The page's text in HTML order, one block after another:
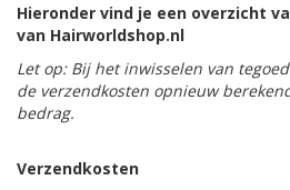
Hieronder vind je een overzicht
van Hairworldshop.nl
Let op: Bij het inwisselen van
de verzendkosten opnieuw
bedrag.
Verzendkosten